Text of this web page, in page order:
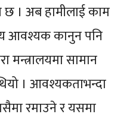
छ । अब हामीलाई काम
आवश्यक कानुन पनि
मन्त्रालयमा सामान
। आवश्यकताभन्दा
रमाउने र यसमा